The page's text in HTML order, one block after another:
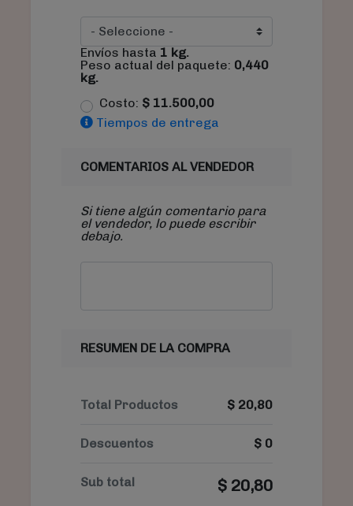
Envíos hasta 1 kg.
Peso actual del paquete: 0,440
kg.
Costo: $ 11.500,00
Tiempos de entrega
COMENTARIOS AL VENDEDOR
Si tiene algún comentario para
el vendedor, lo puede escribir
debajo.
RESUMEN DE LA COMPRA
Total Productos $ 20,80
Descuentos $ 0
Sub total $ 20,80